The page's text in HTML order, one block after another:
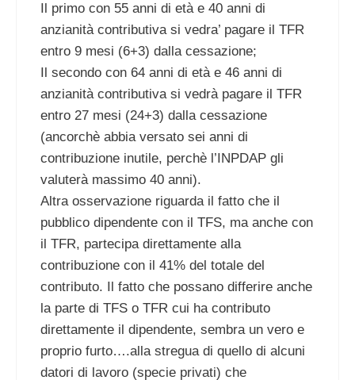
Il primo con 55 anni di età e 40 anni di
anzianità contributiva si vedra’ pagare il TFR
entro 9 mesi (6+3) dalla cessazione;
Il secondo con 64 anni di età e 46 anni di
anzianità contributiva si vedrà pagare il TFR
entro 27 mesi (24+3) dalla cessazione
(ancorchè abbia versato sei anni di
contribuzione inutile, perchè l’INPDAP gli
valuterà massimo 40 anni).
Altra osservazione riguarda il fatto che il
pubblico dipendente con il TFS, ma anche con
il TFR, partecipa direttamente alla
contribuzione con il 41% del totale del
contributo. Il fatto che possano differire anche
la parte di TFS o TFR cui ha contributo
direttamente il dipendente, sembra un vero e
proprio furto….alla stregua di quello di alcuni
datori di lavoro (specie privati) che